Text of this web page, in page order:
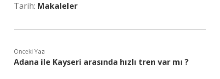
Tarih: Makaleler
Önceki Yazı
Adana ile Kayseri arasında hızlı tren var mı ?